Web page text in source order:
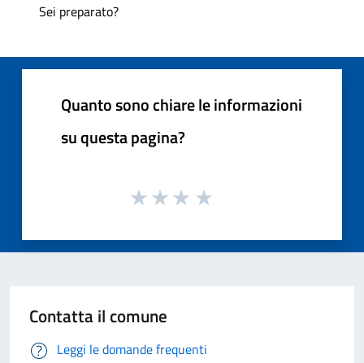
Sei preparato?
Quanto sono chiare le informazioni
su questa pagina?
Contatta il comune
Leggi le domande frequenti